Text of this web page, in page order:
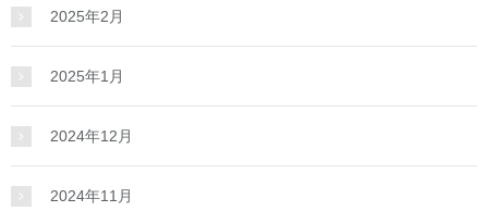
2025年2月
2025年1月
2024年12月
2024年11月